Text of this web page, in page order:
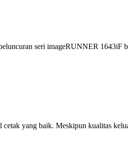
seri imageRUNNER 1643iF
yang baik. Meskipun kualitas